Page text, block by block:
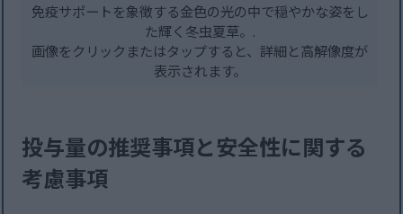
免疫サポートを象徴する金色の光の中で穏やかな姿をし
た輝く冬虫夏草。.
画像をクリックまたはタップすると、詳細と高解像度が
表示されます。
投与量の推奨事項と安全性に関する
考慮事項